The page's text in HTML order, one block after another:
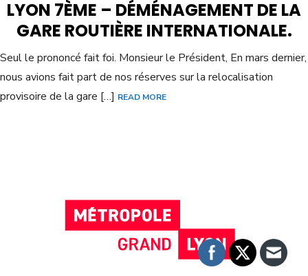
LYON 7ÈME – DÉMÉNAGEMENT DE LA
GARE ROUTIÈRE INTERNATIONALE.
Seul le prononcé fait foi. Monsieur le Président, En mars dernier,
nous avions fait part de nos réserves sur la relocalisation
provisoire de la gare […] READ MORE